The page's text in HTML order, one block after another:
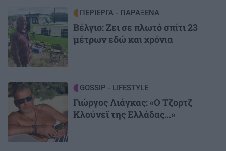
Image ΠΕΡΙΕΡΓΑ - ΠΑΡΑΞΕΝΑ
Βέλγιο: Ζει σε πλωτό σπίτι 23
μέτρων εδώ και χρόνια
Image GOSSIP - LIFESTYLE
Γιώργος Λιάγκας: «Ο Τζορτζ
Κλούνεϊ της Ελλάδας…»